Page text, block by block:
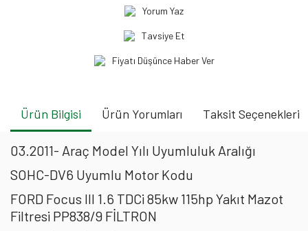
Yorum Yaz
Tavsiye Et
Fiyatı Düşünce Haber Ver
Ürün Bilgisi Ürün Yorumları Taksit Seçenekleri
03.2011- Araç Model Yılı Uyumluluk Aralığı
SOHC-DV6 Uyumlu Motor Kodu
FORD Focus III 1.6 TDCi 85kw 115hp Yakıt Mazot
Filtresi PP838/9 FİLTRON